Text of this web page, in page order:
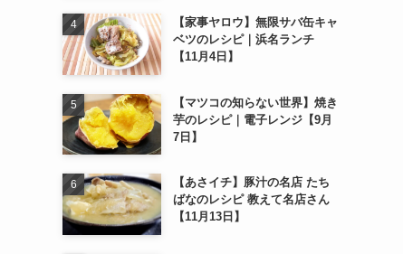
【家事ヤロウ】無限サバ缶キャ
ベツのレシピ｜浜名ランチ
【11月4日】
【マツコの知らない世界】焼き
芋のレシピ｜電子レンジ【9月
7日】
【あさイチ】豚汁の名店 たち
ばなのレシピ 教えて名店さん
【11月13日】